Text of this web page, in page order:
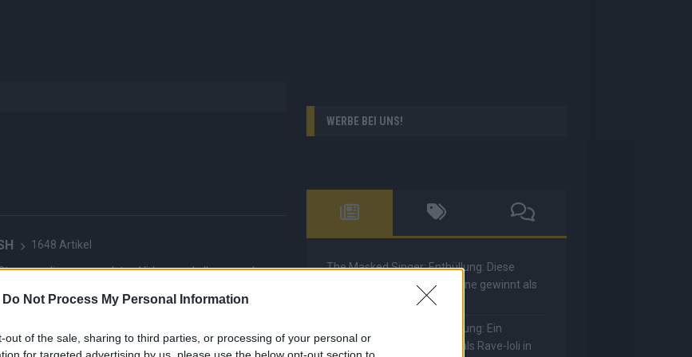
Do Not Process My Personal Information
out of the sale, sharing to third parties, or processing of your personal or
for targeted advertising by us, please use the below opt-out section to
1648 Artikel
die spannendsten Videos und alles, was du
auf den Screen, live oder on-demand. Unsere
endlose Seiten – einfach einschalten, mitfiebern und
WERBE BEI UNS!
The Masked Singer: Enthüllung: Diese
Moderatorin und Comedienne gewinnt als
The Masked Singer: Enthüllung: Ein
deutscher Sänger hat sich als Rave-Ioli in